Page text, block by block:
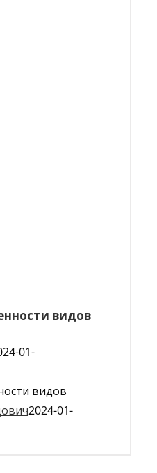
видов
01-
видов
2024-01-